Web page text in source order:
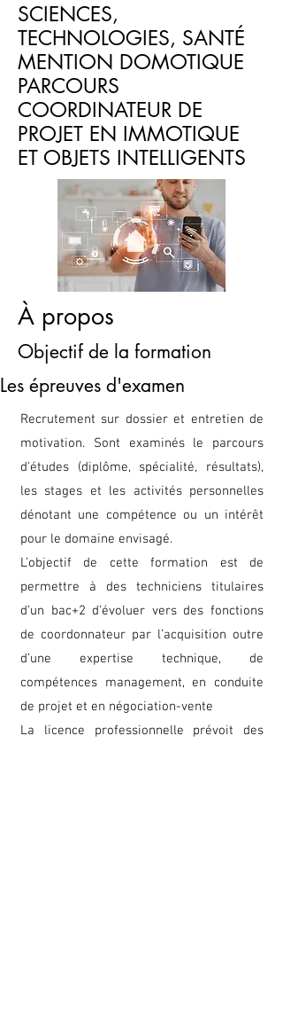
SCIENCES,
TECHNOLOGIES, SANTÉ
MENTION DOMOTIQUE
PARCOURS
COORDINATEUR DE
PROJET EN IMMOTIQUE
ET OBJETS INTELLIGENTS
À propos
Objectif de la formation
Les épreuves d'examen
Recrutement sur dossier et entretien de
motivation. Sont examinés le parcours
d'études (diplôme, spécialité, résultats),
les stages et les activités personnelles
dénotant une compétence ou un intérêt
pour le domaine envisagé.
L’objectif de cette formation est de
permettre à des techniciens titulaires
d’un bac+2 d’évoluer vers des fonctions
de coordonnateur par l’acquisition outre
d’une expertise technique, de
compétences management, en conduite
de projet et en négociation-vente
La licence professionnelle prévoit des